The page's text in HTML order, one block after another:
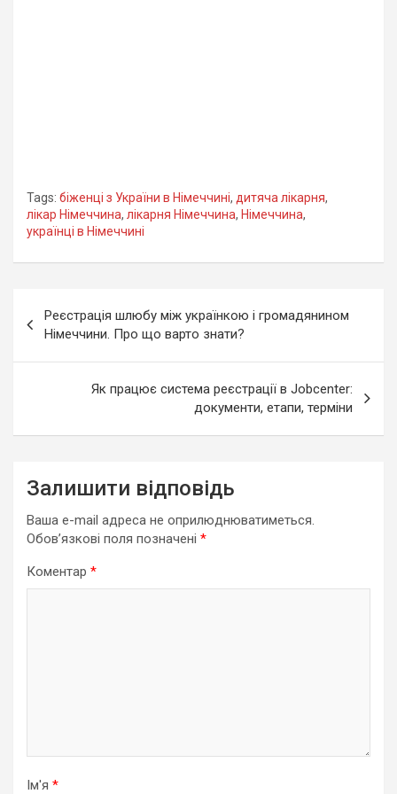
Tags: біженці з України в Німеччині, дитяча лікарня,
лікар Німеччина, лікарня Німеччина, Німеччина,
українці в Німеччині
записів
Реєстрація шлюбу між українкою і громадянином
Німеччини. Про що варто знати?
Як працює система реєстрації в Jobcenter:
документи, етапи, терміни
Залишити відповідь
Ваша e-mail адреса не оприлюднюватиметься.
Обов’язкові поля позначені *
Коментар *
Ім'я *